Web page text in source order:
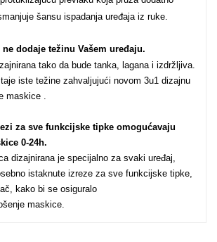
šansu ispadanja uređaja iz ruke.
ne dodaje težinu Vašem uređaju.
tako da bude tanka, lagana i izdržljiva.
iste težine zahvaljujući novom 3u1 dizajnu
maskice .
za sve funkcijske tipke omogućavaju
0-24h.
dizajnirana je specijalno za svaki uređaj,
istaknute izreze za sve funkcijske tipke,
kako bi se osiguralo
maskice.